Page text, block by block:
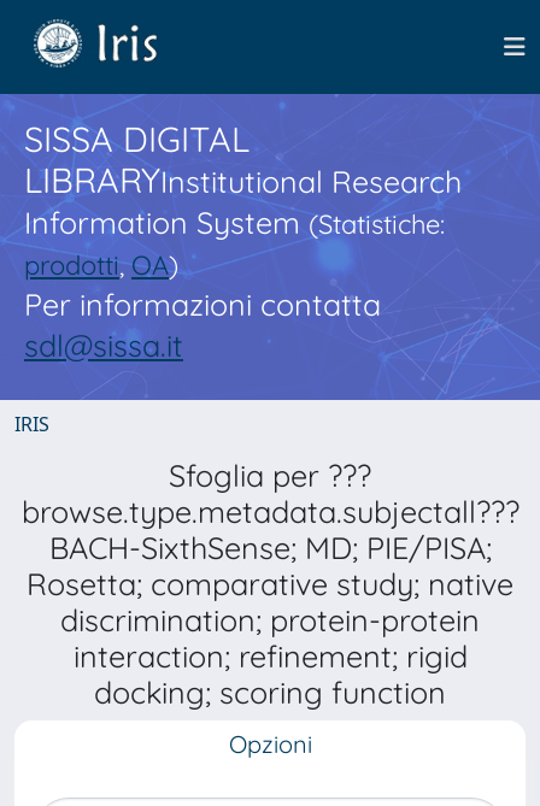
SISSA DIGITAL
LIBRARYInstitutional Research
Information System(Statistiche:
prodotti,OA)
Per informazioni contatta
sdl@sissa.it
IRIS
Sfoglia per ???
browse.type.metadata.subjectall???
BACH-SixthSense; MD; PIE/PISA;
Rosetta; comparative study; native
discrimination; protein-protein
interaction; refinement; rigid
docking; scoring function
Opzioni